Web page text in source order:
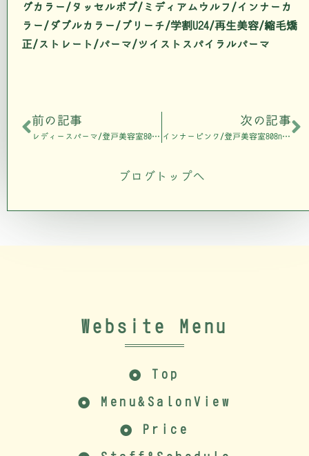
グカラー/タッセルボブ/ミディアムウルフ/インナーカ
ラー/ダブルカラー/ブリーチ/学割U24/再生美容/縮毛矯
正/ストレート/パーマ/ツイストスパイラルパーマ
前の記事
レディースパーマ/登戸美容室808nalu
次の記事
インナーピンク/登戸美容室808nalu
ブログトップへ
Website Menu
Top
Menu&SalonView
Price